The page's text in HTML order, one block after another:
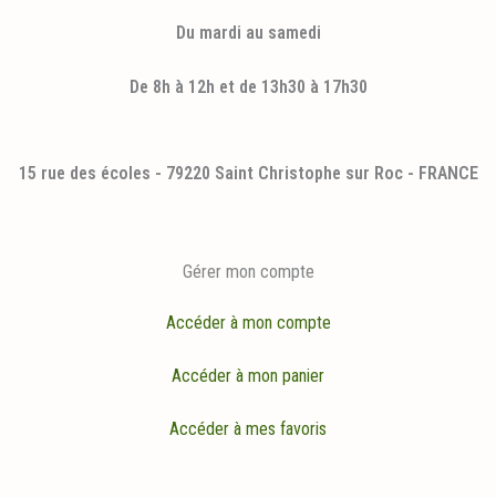
Du mardi au samedi
De 8h à 12h et de 13h30 à 17h30
15 rue des écoles - 79220 Saint Christophe sur Roc - FRANCE
Gérer mon compte
Accéder à mon compte
Accéder à mon panier
Accéder à mes favoris